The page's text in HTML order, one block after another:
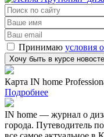
Принимаю условия
Карта IN home
Подробнее
IN home — журнал о
города. Путеводитель